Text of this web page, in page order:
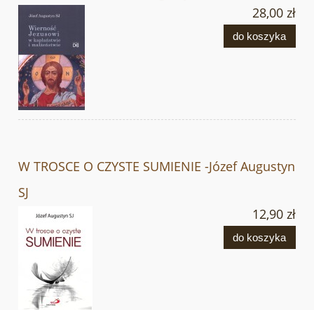
28,00 zł
do koszyka
W TROSCE O CZYSTE SUMIENIE -Józef Augustyn
SJ
12,90 zł
do koszyka